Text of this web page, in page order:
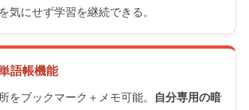
気にせず学習を継続できる。
語帳機能
をブックマーク＋メモ可能。
自分専用の暗